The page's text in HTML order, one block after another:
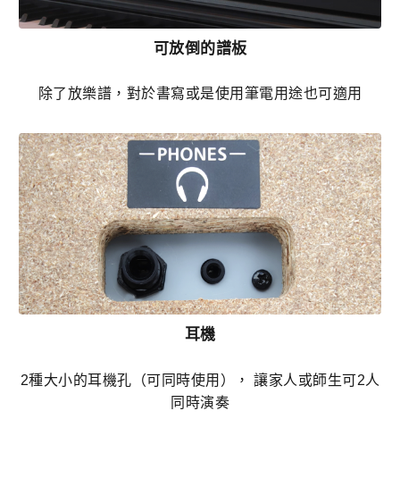
可放倒的譜板
除了放樂譜，對於書寫或是使用筆電用途也可適用
耳機
2種大小的耳機孔（可同時使用）， 讓家人或師生可2人
同時演奏